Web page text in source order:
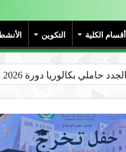
أقسام الكلية التكوين
حاملي بكالوريا دورة 2026